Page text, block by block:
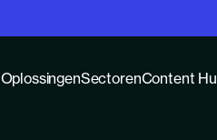
OplossingenSectorenContent